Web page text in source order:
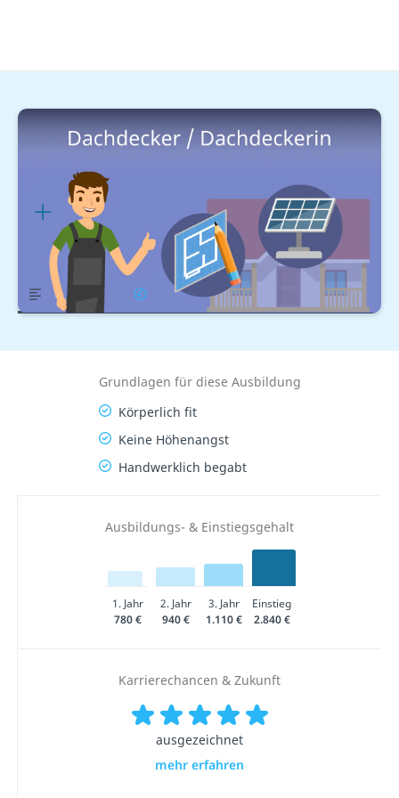
Handwerk & Industrie Am Hausbau
Dachdeckerin / Dachdecker
Ausbildung
Lernplan
Übersicht Gehalt
Grundlagen für diese Ausbildung
Körperlich fit
Keine Höhenangst
Handwerklich begabt
Ausbildungs- & Einstiegsgehalt
1. Jahr 2. Jahr 3. Jahr
Einstieg
780 €
940 € 1.110 € 2.840 €
Karrierechancen & Zukunft
ausgezeichnet
mehr erfahren